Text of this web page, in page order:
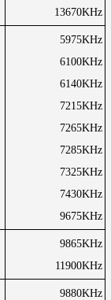
13670KHz
5975KHz
6100KHz
6140KHz
7215KHz
7265KHz
7285KHz
7325KHz
7430KHz
9675KHz
9865KHz
11900KHz
9880KHz